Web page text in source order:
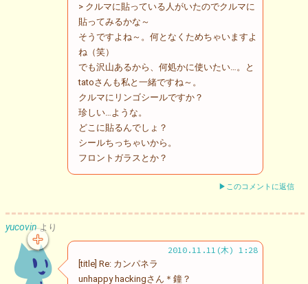
> クルマに貼っている人がいたのでクルマに
貼ってみるかな～
そうですよね～。何となくためちゃいますよ
ね（笑）
でも沢山あるから、何処かに使いたい…。と
tatoさんも私と一緒ですね～。
クルマにリンゴシールですか？
珍しい…ような。
どこに貼るんでしょ？
シールちっちゃいから。
フロントガラスとか？
▶このコメントに返信
yucovin より
2010.11.11(木) 1:28
[title] Re: カンパネラ
unhappy hackingさん＊鐘？